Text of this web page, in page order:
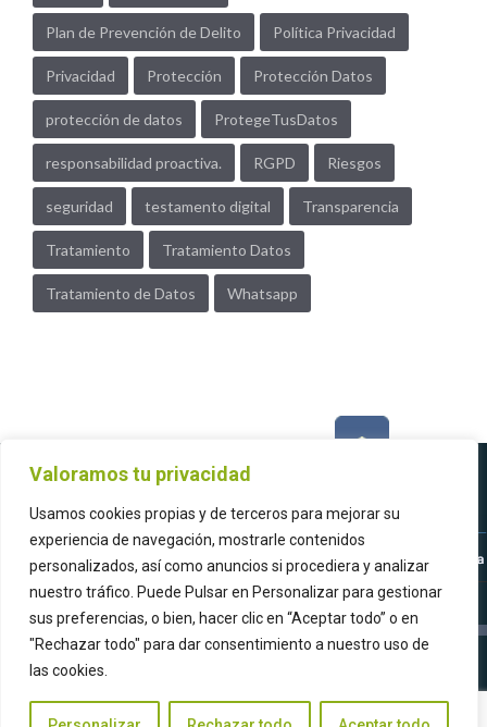
Valoramos tu privacidad
Usamos cookies propias y de terceros para mejorar su
experiencia de navegación, mostrarle contenidos
personalizados, así como anuncios si procediera y analizar
nuestro tráfico. Puede Pulsar en Personalizar para gestionar
sus preferencias, o bien, hacer clic en “Aceptar todo” o en
"Rechazar todo" para dar consentimiento a nuestro uso de
las cookies.
Plan de Prevención de Delito Política Privacidad
Privacidad Protección Protección Datos
protección de datos ProtegeTusDatos
responsabilidad proactiva. RGPD Riesgos
seguridad testamento digital Transparencia
Tratamiento Tratamiento Datos
Tratamiento de Datos Whatsapp
ASOCIACIÓN ESPAÑOLA PARA LA CALIDAD
© Asociación Española para la Calidad (AEC) 2021
Tfno: 915 752 750 - Fax: 915 765 258 - C/ Claudio Coello,